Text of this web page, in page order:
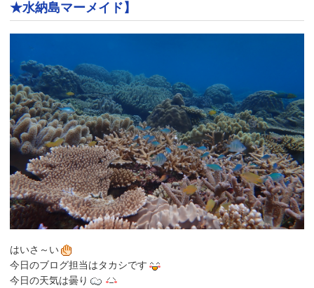
★水納島マーメイド】
はいさ～い
今日のブログ担当はタカシです
今日の天気は曇り